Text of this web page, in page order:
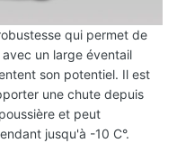
qui permet de
un large éventail
son potentiel. Il est
une chute depuis
et peut
jusqu'à -10 C°.